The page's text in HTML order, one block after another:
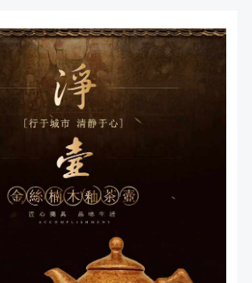
k
原
價
格：
NT$2,580。
目
前
價
格：
NT$1,980。